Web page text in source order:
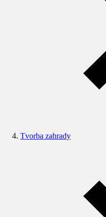
Tvorba zahrady